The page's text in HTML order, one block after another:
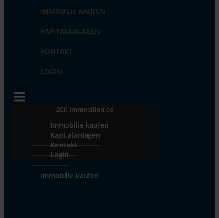
IMMOBILIE KAUFEN
KAPITALANLAGEN
KONTAKT
LOGIN
2CK-Immobilien.de
Immobilie kaufen
Kapitalanlagen
Kontakt
Login
Immobilie kaufen